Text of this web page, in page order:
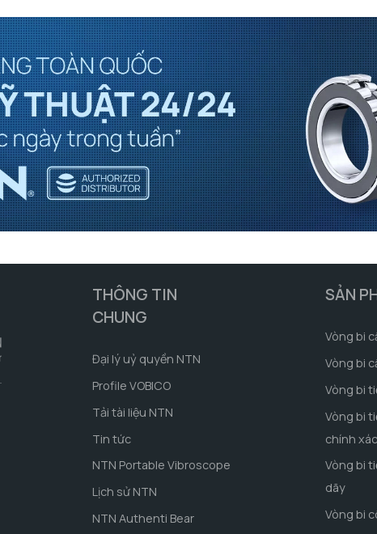
THÔNG TIN
CHUNG
Đại lý uỷ quyền NTN
Profile VOBICO
Tải tài liệu NTN
Tin tức
NTN Portable Vibroscope
Lịch sử NTN
NTN Authenti Bear
SẢN
Vòng bi
Vòng bi
Vòng bi
Vòng bi
chính
Vòng bi
dãy
Vòng bi